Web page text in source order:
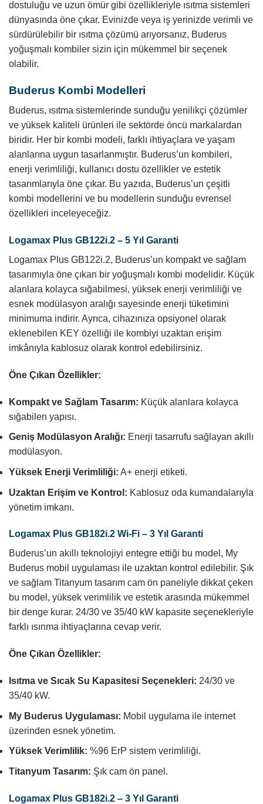
dostuluğu ve uzun ömür gibi özellikleriyle ısıtma sistemleri
dünyasında öne çıkar. Evinizde veya iş yerinizde verimli ve
sürdürülebilir bir ısıtma çözümü arıyorsanız, Buderus
yoğuşmalı kombiler sizin için mükemmel bir seçenek
olabilir.
Buderus Kombi Modelleri
Buderus, ısıtma sistemlerinde sunduğu yenilikçi çözümler
ve yüksek kaliteli ürünleri ile sektörde öncü markalardan
biridir. Her bir kombi modeli, farklı ihtiyaçlara ve yaşam
alanlarına uygun tasarlanmıştır. Buderus’un kombileri,
enerji verimliliği, kullanıcı dostu özellikler ve estetik
tasarımlarıyla öne çıkar. Bu yazıda, Buderus’un çeşitli
kombi modellerini ve bu modellerin sunduğu evrensel
özellikleri inceleyeceğiz.
Logamax Plus GB122i.2 – 5 Yıl Garanti
Logamax Plus GB122i.2, Buderus’un kompakt ve sağlam
tasarımıyla öne çıkan bir yoğuşmalı kombi modelidir. Küçük
alanlara kolayca sığabilmesi, yüksek enerji verimliliği ve
esnek modülasyon aralığı sayesinde enerji tüketimini
minimuma indirir. Ayrıca, cihazınıza opsiyonel olarak
eklenebilen KEY özelliği ile kombiyi uzaktan erişim
imkânıyla kablosuz olarak kontrol edebilirsiniz.
Öne Çıkan Özellikler:
Kompakt ve Sağlam Tasarım: Küçük alanlara kolayca
sığabilen yapısı.
Geniş Modülasyon Aralığı: Enerji tasarrufu sağlayan akıllı
modülasyon.
Yüksek Enerji Verimliliği: A+ enerji etiketi.
Uzaktan Erişim ve Kontrol: Kablosuz oda kumandalarıyla
yönetim imkanı.
Logamax Plus GB182i.2 Wi-Fi – 3 Yıl Garanti
Buderus’un akıllı teknolojiyi entegre ettiği bu model, My
Buderus mobil uygulaması ile uzaktan kontrol edilebilir. Şık
ve sağlam Titanyum tasarım cam ön paneliyle dikkat çeken
bu model, yüksek verimlilik ve estetik arasında mükemmel
bir denge kurar. 24/30 ve 35/40 kW kapasite seçenekleriyle
farklı ısınma ihtiyaçlarına cevap verir.
Öne Çıkan Özellikler:
Isıtma ve Sıcak Su Kapasitesi Seçenekleri: 24/30 ve
35/40 kW.
My Buderus Uygulaması: Mobil uygulama ile internet
üzerinden esnek yönetim.
Yüksek Verimlilik: %96 ErP sistem verimliliği.
Titanyum Tasarım: Şık cam ön panel.
Logamax Plus GB182i.2 – 3 Yıl Garanti